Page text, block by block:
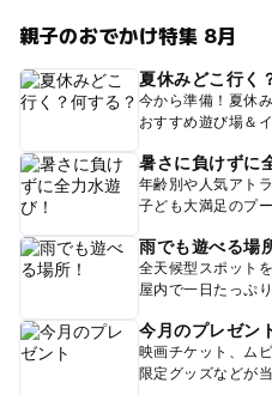
親子のおでかけ特集 8月
夏休みどこ行く
今から準備！夏休
おすすめ遊び場＆
暑さに負けずに
年齢別や人気アト
子ども大満足のプ
雨でも遊べる場
全天候型スポット
屋内で一日たっぷ
今月のプレゼン
映画チケット、ム
限定グッズなどが当